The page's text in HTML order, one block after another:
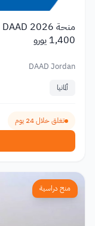
1,400 يورو
DAAD Jordan
ألمانيا
تغلق خلال 24 يوم
منح دراسية